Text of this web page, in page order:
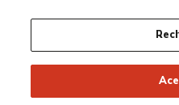
Mardsen Hartley
vanguardistas, ligados